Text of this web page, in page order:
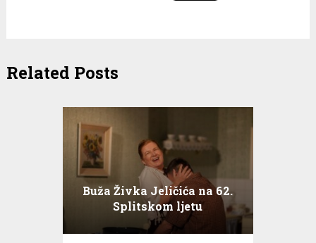
Related Posts
Buža Živka Jeličića na 62.
Splitskom ljetu